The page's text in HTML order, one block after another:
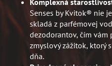
Komplexná
Senses by Kvitok® nie
skladá z parfémovej
dezodorantov, čím
zmyslový zážitok, ktorý
dňa.